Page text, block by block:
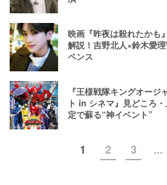
映画『昨夜は殺れたかも
解説！吉野北人×鈴木愛
ペンス
『王様戦隊キングオー
ト in シネマ』見どころ
定で蘇る“神イベント”
1 2 3 ...